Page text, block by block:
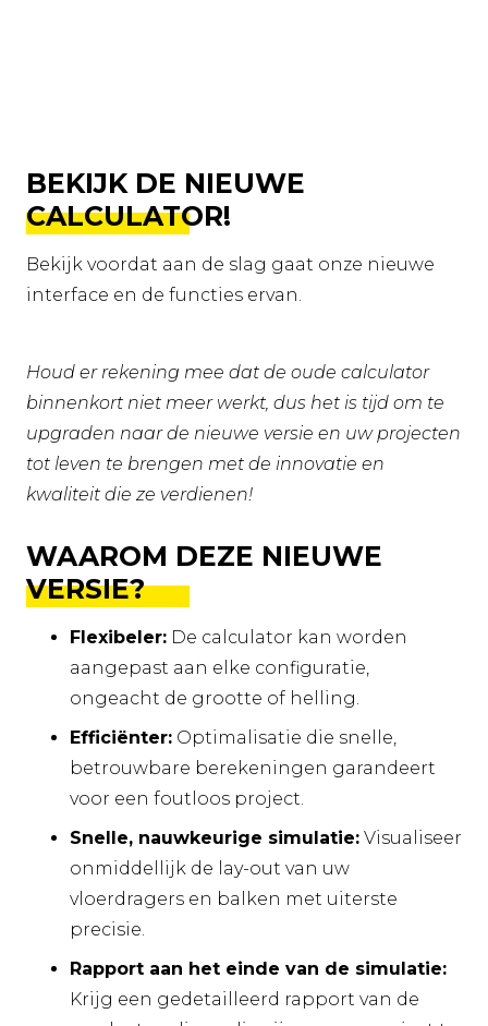
BEKIJK DE NIEUWE
CALCULATOR!
Bekijk voordat aan de slag gaat onze nieuwe
interface en de functies ervan.
Houd er rekening mee dat de oude calculator
binnenkort niet meer werkt, dus het is tijd om te
upgraden naar de nieuwe versie en uw projecten
tot leven te brengen met de innovatie en
kwaliteit die ze verdienen!
WAAROM DEZE NIEUWE
VERSIE?
Flexibeler: De calculator kan worden
aangepast aan elke configuratie,
ongeacht de grootte of helling.
Efficiënter: Optimalisatie die snelle,
betrouwbare berekeningen garandeert
voor een foutloos project.
Snelle, nauwkeurige simulatie: Visualiseer
onmiddellijk de lay-out van uw
vloerdragers en balken met uiterste
precisie.
Rapport aan het einde van de simulatie:
Krijg een gedetailleerd rapport van de